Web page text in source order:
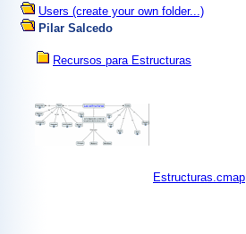
Users (create your own folder...)
Pilar Salcedo
Recursos para Estructuras
Estructuras.cmap